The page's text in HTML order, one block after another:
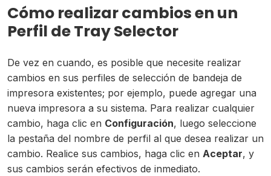
Cómo realizar cambios en un
Perfil de Tray Selector
De vez en cuando, es posible que necesite realizar
cambios en sus perfiles de selección de bandeja de
impresora existentes; por ejemplo, puede agregar una
nueva impresora a su sistema. Para realizar cualquier
cambio, haga clic en Configuración, luego seleccione
la pestaña del nombre de perfil al que desea realizar un
cambio. Realice sus cambios, haga clic en Aceptar, y
sus cambios serán efectivos de inmediato.